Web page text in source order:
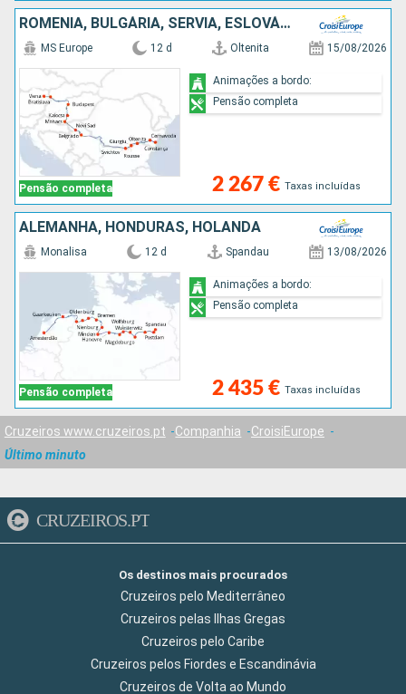
ROMÊNIA, BULGÁRIA, SÉRVIA, ESLOVÁQUIA, ÁUSTRIA
Pensão completa
MS Europe 12 d Oltenita 15/08/2026
2 267 € Taxas incluídas
Animações a bordo:
Pensão completa
ALEMANHA, HONDURAS, HOLANDA
Pensão completa
Monalisa 12 d Spandau 13/08/2026
2 435 € Taxas incluídas
Animações a bordo:
Pensão completa
Cruzeiros www.cruzeiros.pt Companhia
CroisiEurope
Último minuto
CRUZEIROS.PT
Os destinos mais procurados
Cruzeiros pelo Mediterrâneo
Cruzeiros pelas Ilhas Gregas
Cruzeiros pelo Caribe
Cruzeiros pelos Fiordes e Escandinávia
Cruzeiros de Volta ao Mundo